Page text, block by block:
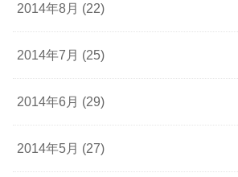
2014年8月 (22)
2014年7月 (25)
2014年6月 (29)
2014年5月 (27)